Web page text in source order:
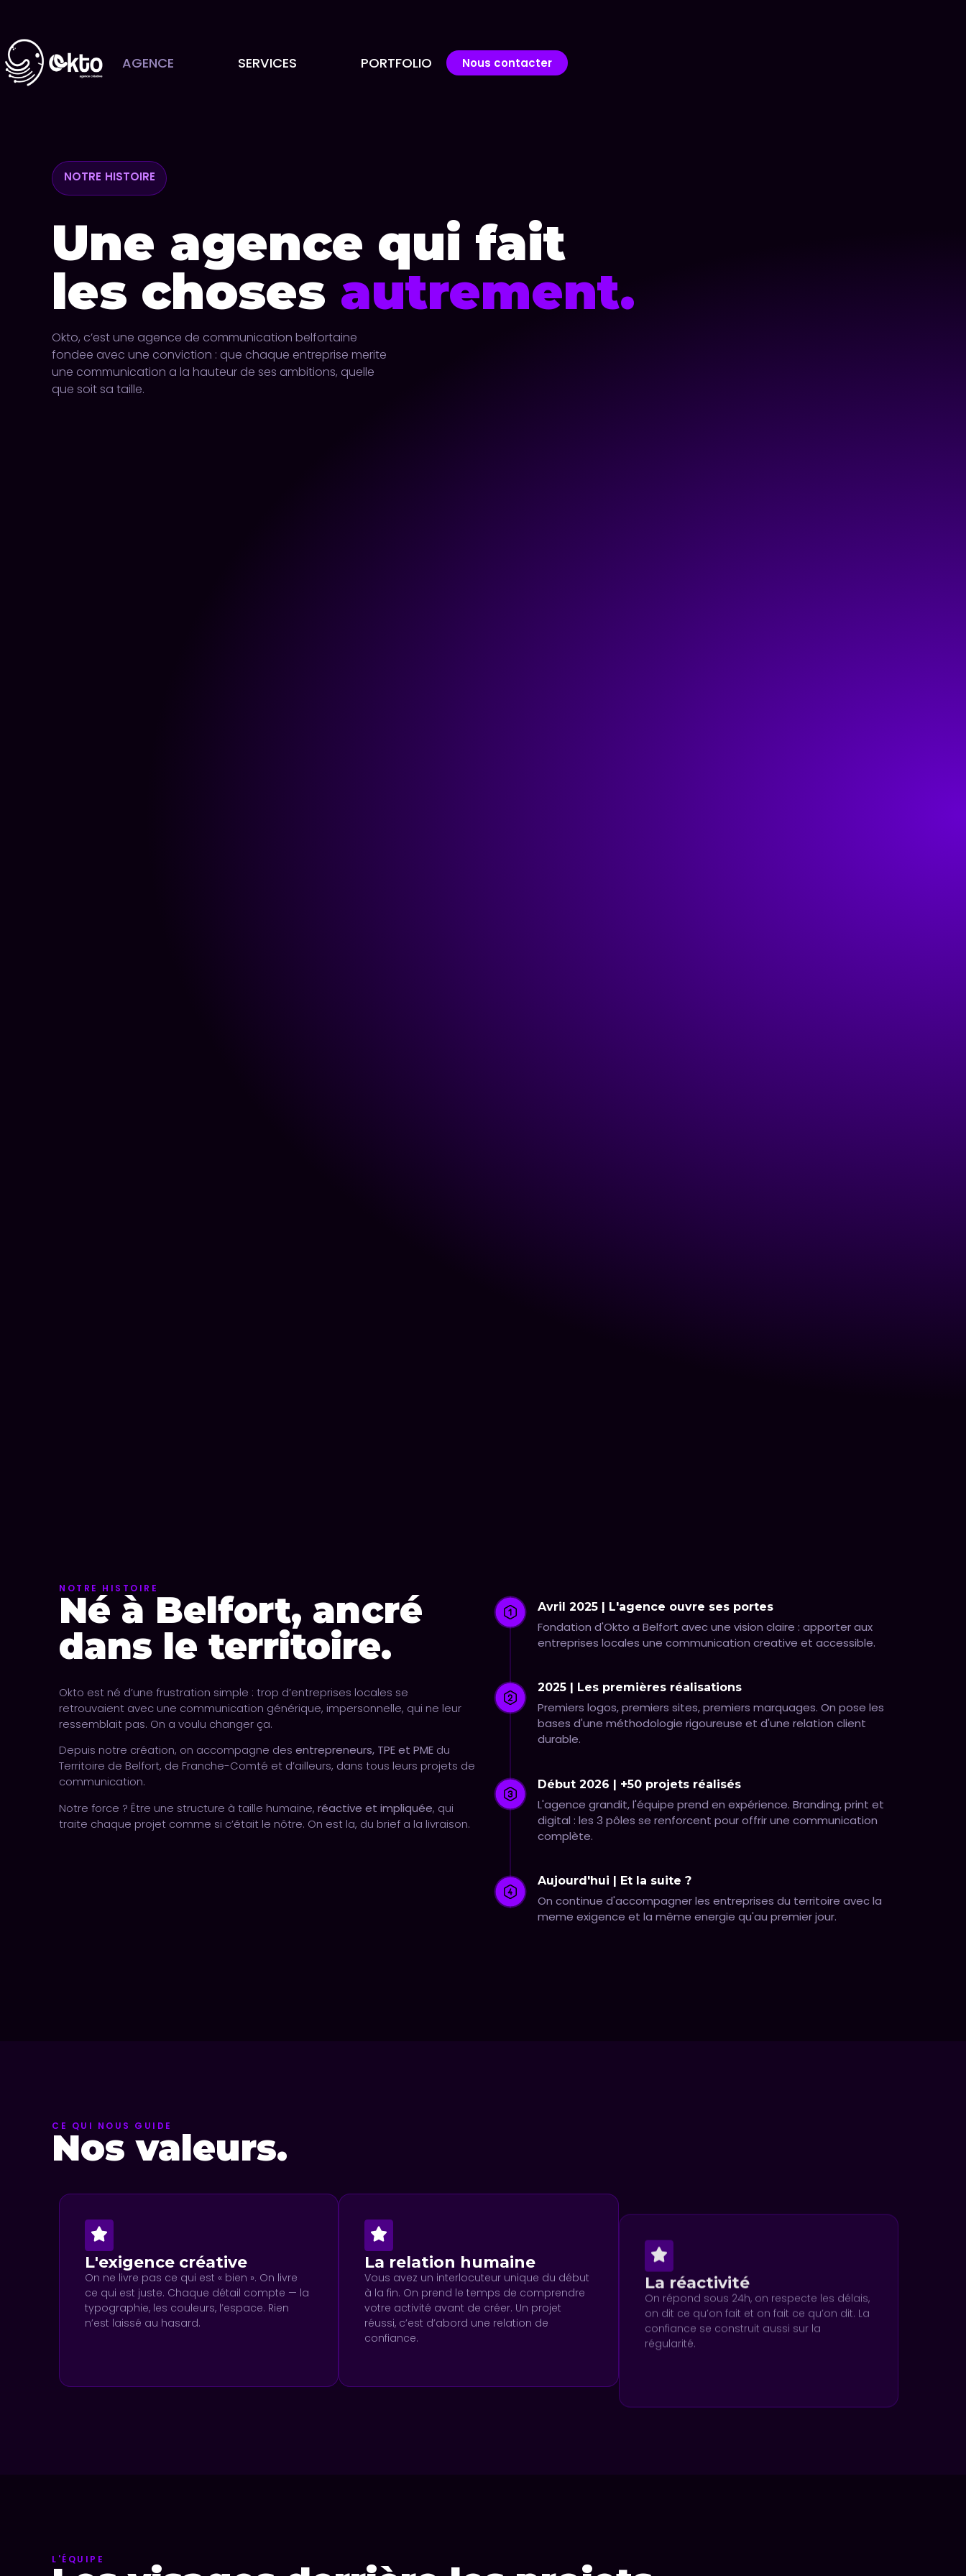
AGENCE SERVICES PORTFOLIO Nous contacter
NOTRE HISTOIRE
Une agence qui fait
les choses autrement.
Okto, c’est une agence de communication belfortaine
fondee avec une conviction : que chaque entreprise merite
une communication a la hauteur de ses ambitions, quelle
que soit sa taille.
NOTRE HISTOIRE
Né à Belfort, ancré
dans le territoire.
Okto est né d’une frustration simple : trop d’entreprises locales se
retrouvaient avec une communication générique, impersonnelle, qui ne leur
ressemblait pas. On a voulu changer ça.
Depuis notre création, on accompagne des entrepreneurs, TPE et PME du
Territoire de Belfort, de Franche-Comté et d’ailleurs, dans tous leurs projets de
communication.
Notre force ? Être une structure à taille humaine, réactive et impliquée, qui
traite chaque projet comme si c’était le nôtre. On est la, du brief a la livraison.
Avril 2025 | L'agence ouvre ses portes
Fondation d'Okto a Belfort avec une vision claire : apporter aux
entreprises locales une communication creative et accessible.
2025 | Les premières réalisations
Premiers logos, premiers sites, premiers marquages. On pose les
bases d'une méthodologie rigoureuse et d'une relation client
durable.
Début 2026 | +50 projets réalisés
L'agence grandit, l'équipe prend en expérience. Branding, print et
digital : les 3 pôles se renforcent pour offrir une communication
complète.
Aujourd'hui | Et la suite ?
On continue d'accompagner les entreprises du territoire avec la
meme exigence et la même energie qu'au premier jour.
CE QUI NOUS GUIDE
Nos valeurs.
L'exigence créative
On ne livre pas ce qui est « bien ». On livre
ce qui est juste. Chaque détail compte — la
typographie, les couleurs, l’espace. Rien
n’est laissé au hasard.
La relation humaine
Vous avez un interlocuteur unique du début
à la fin. On prend le temps de comprendre
votre activité avant de créer. Un projet
réussi, c’est d’abord une relation de
confiance.
La réactivité
On répond sous 24h, on respecte les délais,
on dit ce qu’on fait et on fait ce qu’on dit. La
confiance se construit aussi sur la
régularité.
L'ÉQUIPE